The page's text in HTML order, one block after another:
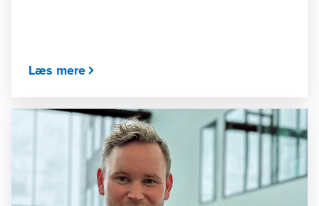
Læs mere